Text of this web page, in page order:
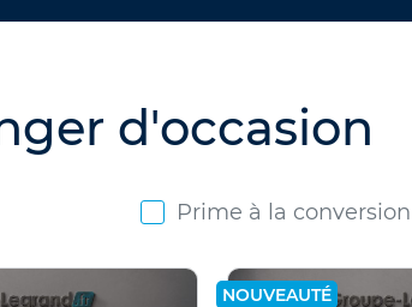
d'occasion
Prime à la conversion
NOUVEAUTÉ